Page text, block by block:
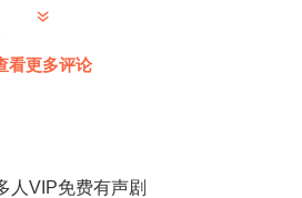
更有逻辑性就更好了。
看更多评论
人VIP免费有声剧